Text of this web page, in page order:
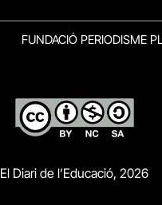
FUNDACIÓ PERIODISME
El Diari de l’Educació, 2026